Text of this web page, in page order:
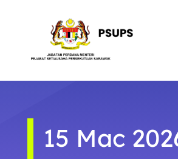
15 Mac